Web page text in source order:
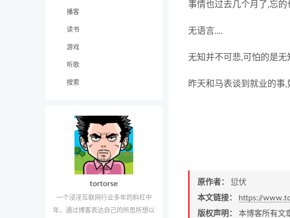
播客
读书
游戏
听歌
搜索
tortorse
一个浸淫互联网行业多年的斜杠中
年，通过博客表达自己的所思所想以
事情也过去几个月了,忘
无语言....
无知并不可悲,可怕的是无
昨天和马表谈到就业的事,
原作者： 愆伏
本文链接：
https://
版权声明： 本博客所有文